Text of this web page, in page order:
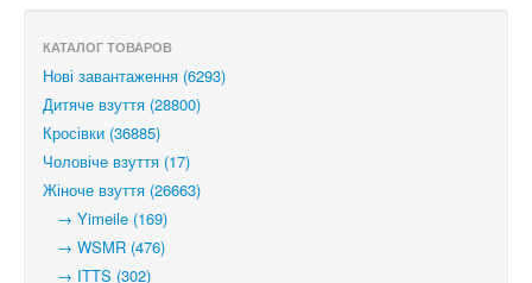
КАТАЛОГ ТОВАРОВ
Нові завантаження (6293)
Дитяче взуття (28800)
Кросівки (36885)
Чоловіче взуття (17)
Жіноче взуття (26663)
→ Yimeile (169)
→ WSMR (476)
→ ITTS (302)